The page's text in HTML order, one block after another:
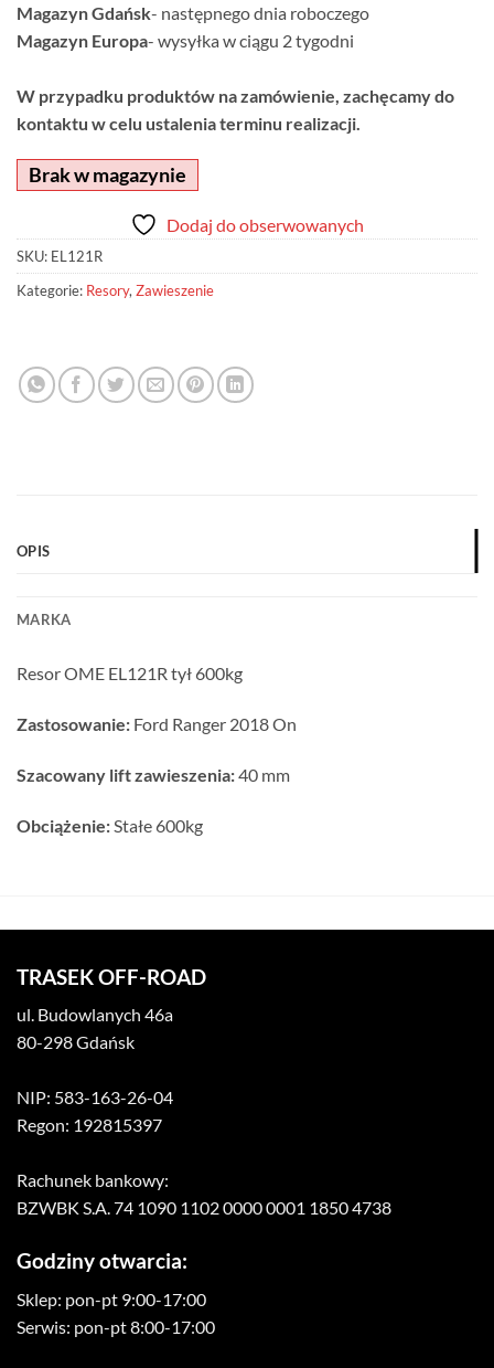
Magazyn Gdańsk- następnego dnia roboczego
Magazyn Europa- wysyłka w ciągu 2 tygodni
W przypadku produktów na zamówienie, zachęcamy do
kontaktu w celu ustalenia terminu realizacji.
Brak w magazynie
Dodaj do obserwowanych
SKU: EL121R
Kategorie: Resory,Zawieszenie
OPIS
MARKA
Resor OME EL121R tył 600kg
Zastosowanie: Ford Ranger 2018 On
Szacowany lift zawieszenia:40 mm
Obciążenie:Stałe 600kg
TRASEK OFF-ROAD
ul. Budowlanych 46a
80-298 Gdańsk
NIP: 583-163-26-04
Regon: 192815397
Rachunek bankowy:
BZWBK S.A. 74 1090 1102 0000 0001 1850 4738
Godziny otwarcia:
Sklep: pon-pt 9:00-17:00
Serwis: pon-pt 8:00-17:00